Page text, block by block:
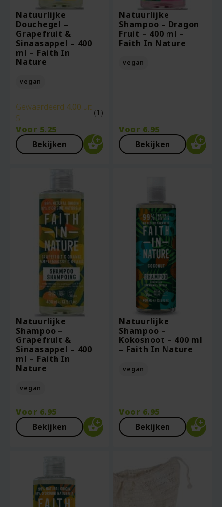
Natuurlijke
Douchegel –
Grapefruit &
Sinaasappel – 400
ml – Faith In
Nature
vegan
Gewaardeerd 4.00 uit
5
(1)
Voor 5.25
Bekijken
Natuurlijke
Shampoo – Dragon
Fruit – 400 ml –
Faith In Nature
vegan
Voor 6.95
Bekijken
Natuurlijke
Shampoo –
Grapefruit &
Sinaasappel – 400
ml – Faith In
Nature
vegan
Voor 6.95
Bekijken
Natuurlijke
Shampoo –
Kokosnoot – 400 ml
– Faith In Nature
vegan
Voor 6.95
Bekijken